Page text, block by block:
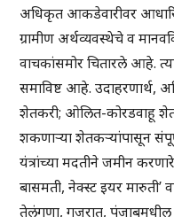
अधिकृत आकडेवारीवर
ग्रामीण अर्थव्यवस्थेचे व
वाचकांसमोर चितारले आहे.
समाविष्ट आहे. उदाहरणार्थ,
शेतकरी; ओलित-कोरडवाहू
शकणाऱ्या शेतकऱ्यांपासून
यंत्रांच्या मदतीने जमीन
बासमती, नेक्स्ट इयर मारुती’
तेलंगणा, गुजरात,